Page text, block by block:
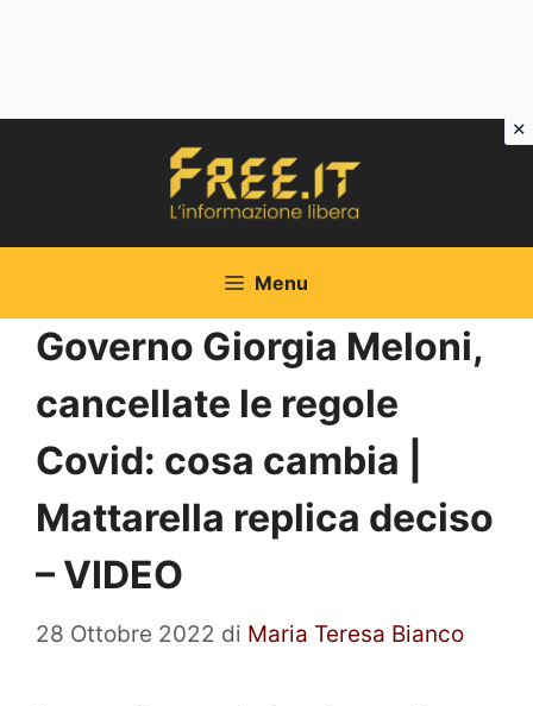
Menu
Governo Giorgia Meloni,
cancellate le regole
Covid: cosa cambia |
Mattarella replica deciso
– VIDEO
28 Ottobre 2022 di Maria Teresa Bianco